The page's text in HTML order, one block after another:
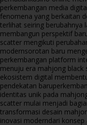
perkembangan media
fenomena yang berkaitan
terlihat seiring berubahnya
membangun perspektif
scatter mengikuti
modernsorotan baru
perkembangan platform
menuju era mahjong black
ekosistem digital
pendekatan baru
identitas unik pada
scatter mulai menjadi
transformasi desain
inovasi moderndari